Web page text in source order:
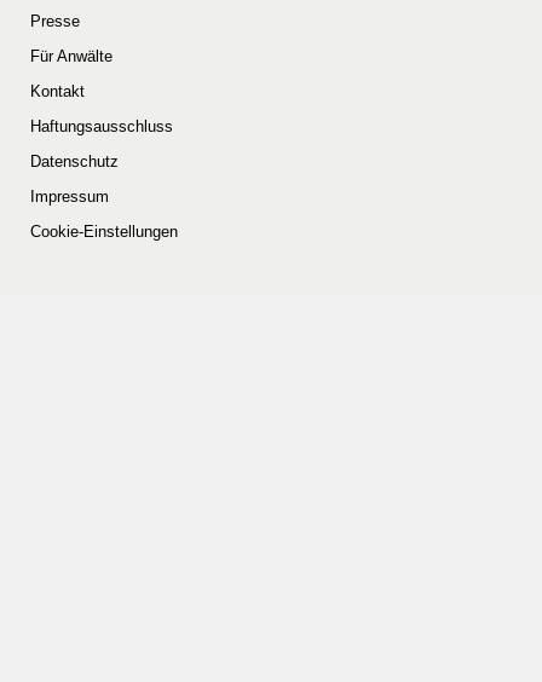
Presse
Für Anwälte
Kontakt
Haftungsausschluss
Datenschutz
Impressum
Cookie-Einstellungen